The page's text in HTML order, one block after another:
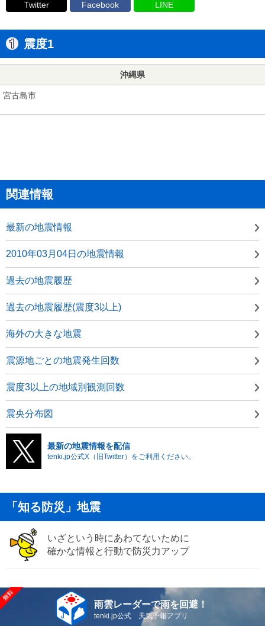
Twitter Facebook LINE
震度1
沖縄県
宮古島市
関連情報
最新の地震情報
2010年03月04日の地震情報
過去の地震履歴
過去の地震履歴(震度3以上)
海外の大きな地震
震源地ごとの地震発生回数
震度3以上の地域別観測回数
震央分布図
最新の地震情報を配信
tenki.jp公式X（旧Twitter）をご利用ください。
「知る防災」地震
いざという時にあわてないために
確かな情報と行動で防災力アップ
雨雲レーダーで雨を回避！
tenki.jp公式 天気予報アプリ